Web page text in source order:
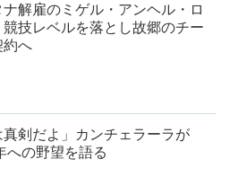
ナ解雇のミゲル・アンヘル・ロ
競技レベルを落とし故郷のチー
約へ
真剣だよ」カンチェラーラが
への野望を語る